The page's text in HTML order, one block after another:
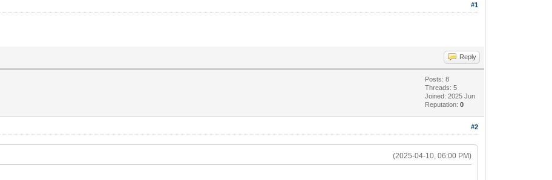
#1
Reply
Posts: 8
Threads: 5
Joined: 2025 Jun
Reputation:0
#2
(2025-04-10, 06:00 PM)